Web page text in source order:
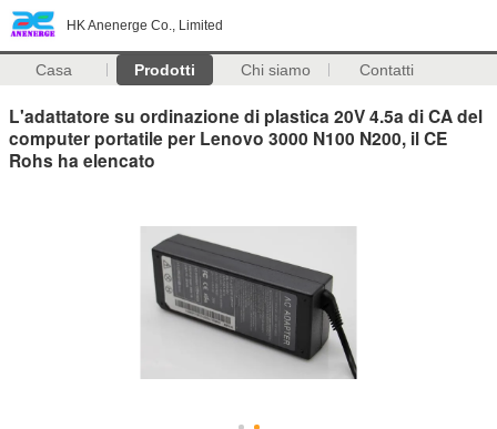
HK Anenerge Co., Limited
Casa Prodotti Chi siamo Contatti
L'adattatore su ordinazione di plastica 20V 4.5a di CA del
computer portatile per Lenovo 3000 N100 N200, il CE
Rohs ha elencato